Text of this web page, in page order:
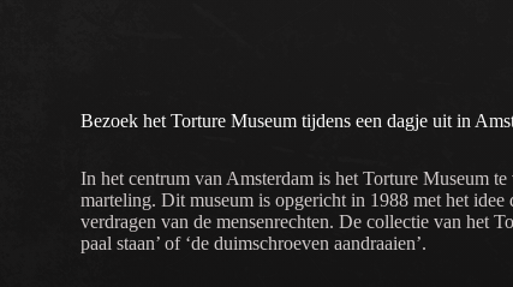
Bezoek het Torture Museum tijdens een dagje uit in
In het centrum van Amsterdam is het Torture Museum
marteling. Dit museum is opgericht in 1988 met het
verdragen van de mensenrechten. De collectie van het
paal staan’ of ‘de duimschroeven aandraaien’.